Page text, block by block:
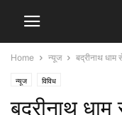
Home न्यूज बद्रीनाथ
न्यूज विविध
बद्रीनाथ